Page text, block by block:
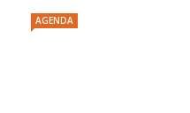
AGENDA